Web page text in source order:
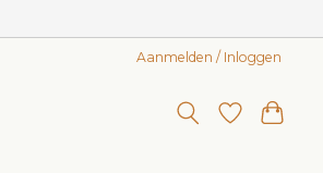
Aanmelden / Inloggen